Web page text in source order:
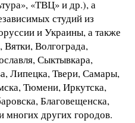
«ТВЦ» и др.), а
студий из
и Украины, а также
Волгограда,
Сыктывкара,
Липецка, Твери, Самары,
Тюмени, Иркутска,
Благовещенска,
многих других городов.